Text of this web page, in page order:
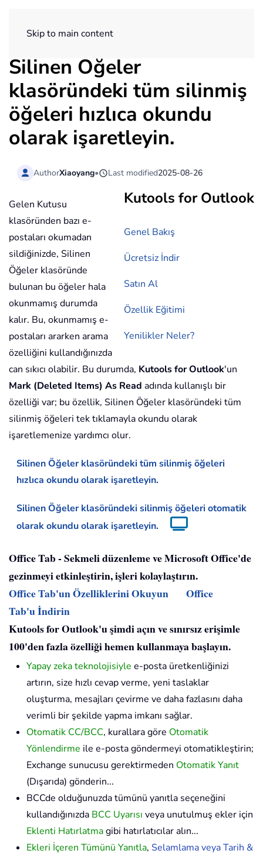
Skip to main content
Silinen Öğeler
klasöründeki tüm silinmiş
öğeleri hızlıca okundu
olarak işaretleyin.
AuthorXiaoyang• Last modified2025-08-26
Kutools for Outlook
Genel Bakış
Ücretsiz İndir
Satın Al
Özellik Eğitimi
Yenilikler Neler?
Gelen Kutusu
klasöründen bazı e-
postaları okumadan
sildiğinizde, Silinen
Öğeler klasöründe
bulunan bu öğeler hala
okunmamış durumda
kalır. Bu, okunmamış e-
postaları ararken arama
özelliğini kullandığınızda
can sıkıcı olabilir. Bu durumda, Kutools for Outlook'un
Mark (Deleted Items) As Read adında kullanışlı bir
özelliği var; bu özellik, Silinen Öğeler klasöründeki tüm
silinmiş öğeleri tek tıklamayla okundu olarak
işaretlemenize yardımcı olur.
Silinen Öğeler klasöründeki tüm silinmiş öğeleri
hızlıca okundu olarak işaretleyin.
Silinen Öğeler klasöründeki silinmiş öğeleri otomatik
olarak okundu olarak işaretleyin.
Office Tab - Sekmeli düzenleme ve Microsoft Office'de
gezinmeyi etkinleştirin, işleri kolaylaştırın.
Office Tab'un Özelliklerini Okuyun
Office
Tab'u İndirin
Kutools for Outlook'u şimdi açın ve sınırsız erişimle
100'den fazla özelliği hemen kullanmaya başlayın.
Yapay zeka teknolojisiyle e-posta üretkenliğinizi
artırın, size hızlı cevap verme, yeni taslaklar
oluşturma, mesajları çevirme ve daha fazlasını daha
verimli bir şekilde yapma imkanı sağlar.
Otomatik CC/BCC, kurallara göre Otomatik
Yönlendirme ile e-posta göndermeyi otomatikleştirin;
Exchange sunucusu gerektirmeden Otomatik Yanıt
(Dışarıda) gönderin...
BCCde olduğunuzda tümünü yanıtla seçeneğini
kullandığınızda BCC Uyarısı veya unutulmuş ekler için
Eklenti Hatırlatmagibi hatırlatıcılar alın...
Ekleri İçeren Tümünü Yanıtla, Selamlama veya Tarih &